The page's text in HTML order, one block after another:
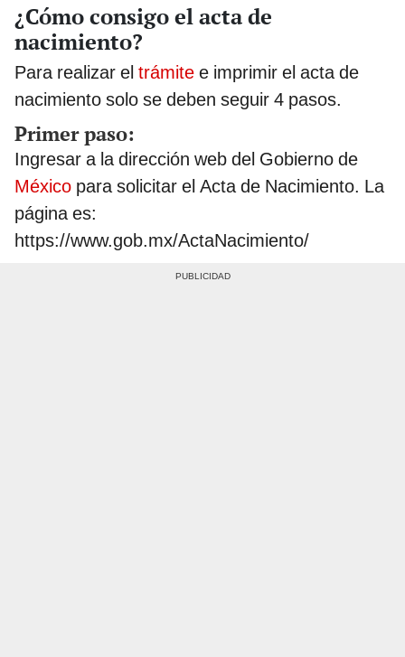
¿Cómo consigo el acta de
nacimiento?
Para realizar el trámite e imprimir el acta de
nacimiento solo se deben seguir 4 pasos.
Primer paso:
Ingresar a la dirección web del Gobierno de
México para solicitar el Acta de Nacimiento. La
página es:
https://www.gob.mx/ActaNacimiento/